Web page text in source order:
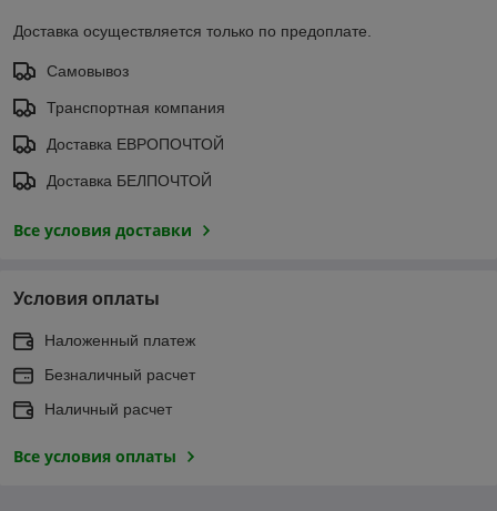
Доставка осуществляется только по предоплате.
Самовывоз
Транспортная компания
Доставка ЕВРОПОЧТОЙ
Доставка БЕЛПОЧТОЙ
Все условия доставки
Условия оплаты
Наложенный платеж
Безналичный расчет
Наличный расчет
Все условия оплаты